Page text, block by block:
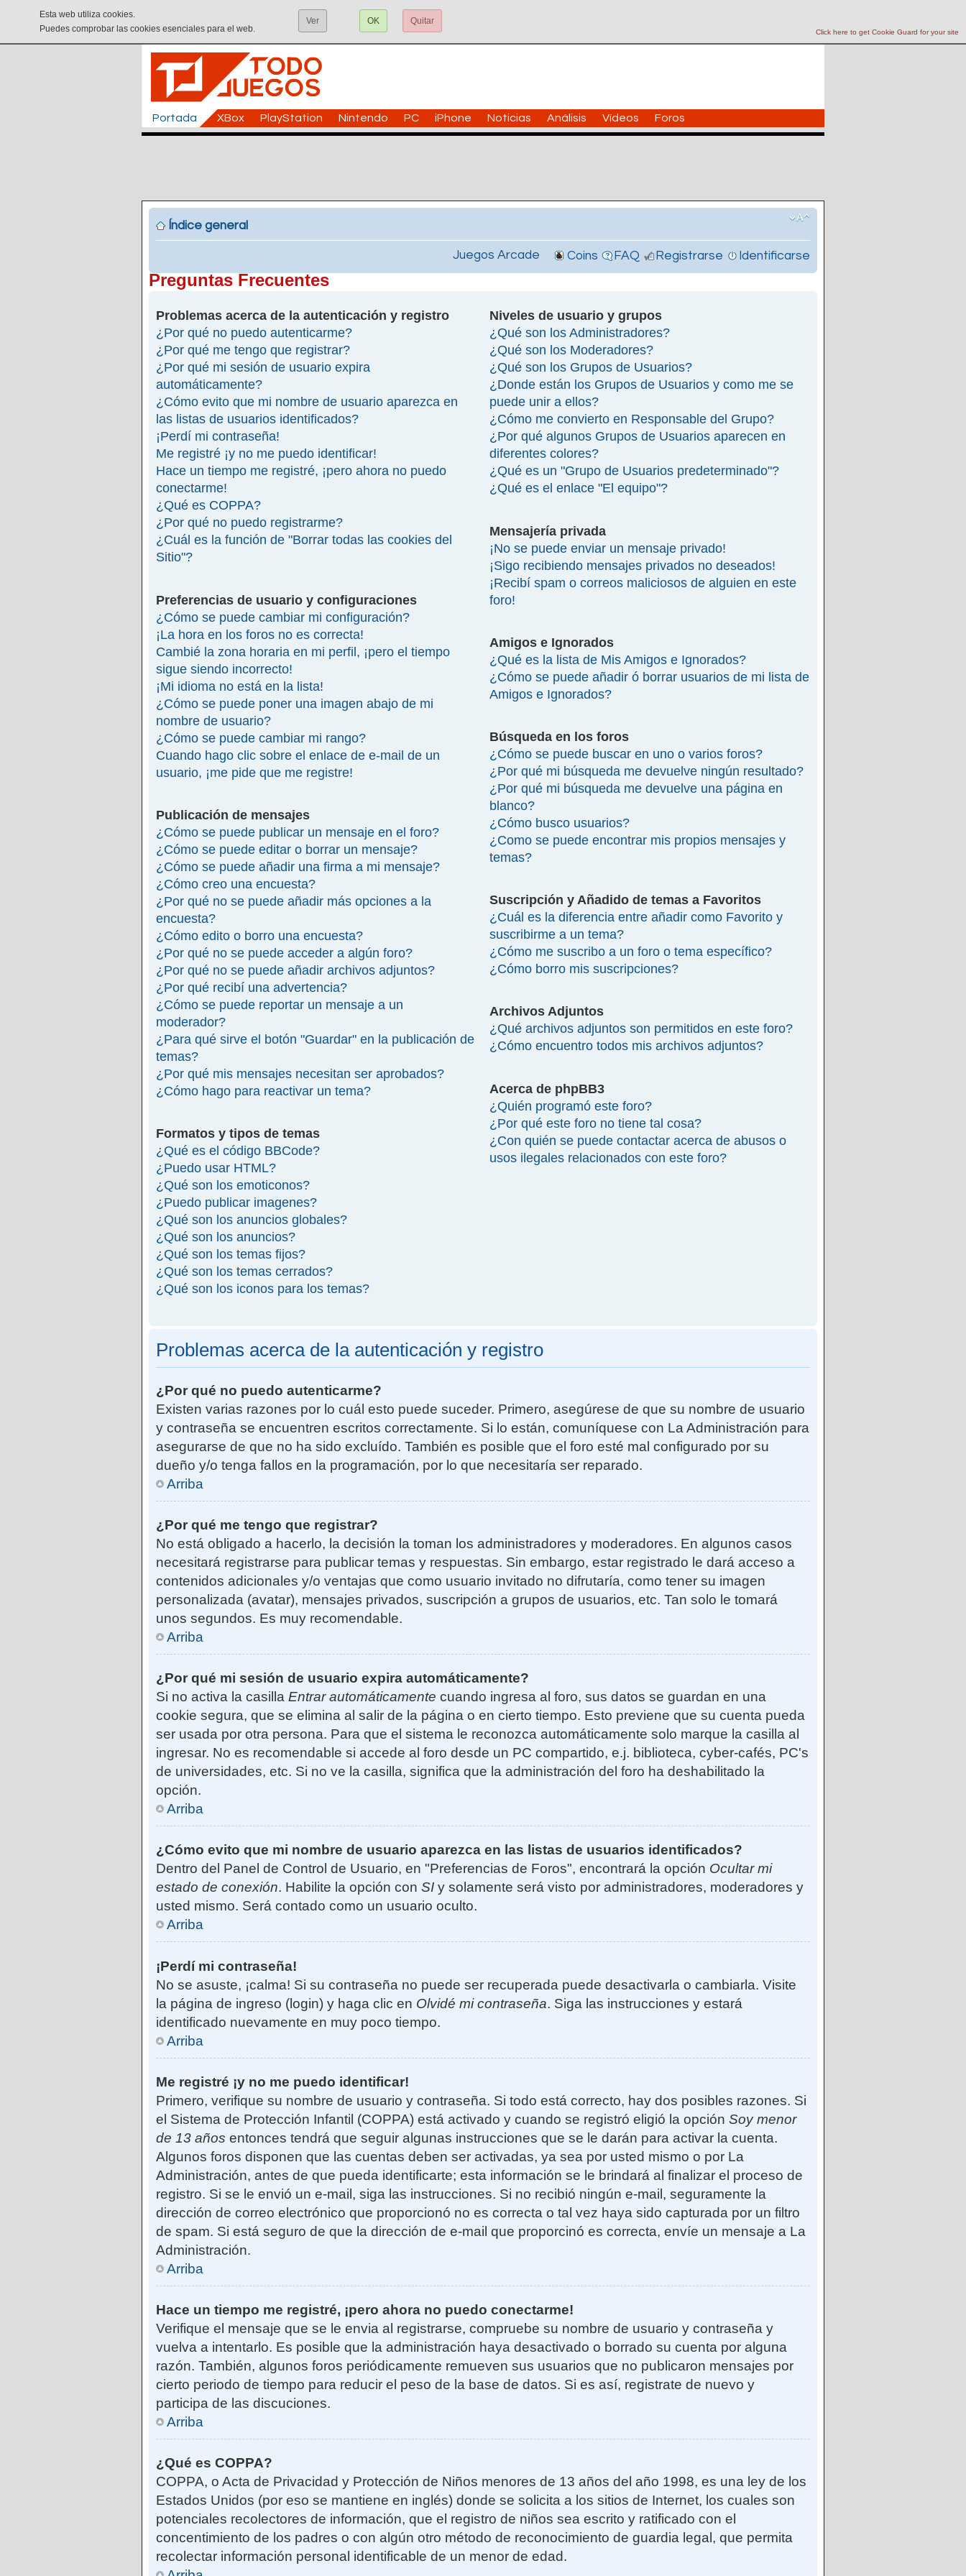
Click here to get Cookie Guard for your site
Esta web utiliza cookies.
Puedes comprobar las cookies esenciales para el web.
Ver OK Quitar
Portada XBox PlayStation Nintendo PC iPhone Noticias Análisis Vídeos Foros
Índice general
Juegos Arcade Coins FAQ Registrarse Identificarse
Preguntas Frecuentes
Problemas acerca de la autenticación y registro
¿Por qué no puedo autenticarme?
¿Por qué me tengo que registrar?
¿Por qué mi sesión de usuario expira
automáticamente?
¿Cómo evito que mi nombre de usuario aparezca en
las listas de usuarios identificados?
¡Perdí mi contraseña!
Me registré ¡y no me puedo identificar!
Hace un tiempo me registré, ¡pero ahora no puedo
conectarme!
¿Qué es COPPA?
¿Por qué no puedo registrarme?
¿Cuál es la función de "Borrar todas las cookies del
Sitio"?
Preferencias de usuario y configuraciones
¿Cómo se puede cambiar mi configuración?
¡La hora en los foros no es correcta!
Cambié la zona horaria en mi perfil, ¡pero el tiempo
sigue siendo incorrecto!
¡Mi idioma no está en la lista!
¿Cómo se puede poner una imagen abajo de mi
nombre de usuario?
¿Cómo se puede cambiar mi rango?
Cuando hago clic sobre el enlace de e-mail de un
usuario, ¡me pide que me registre!
Publicación de mensajes
¿Cómo se puede publicar un mensaje en el foro?
¿Cómo se puede editar o borrar un mensaje?
¿Cómo se puede añadir una firma a mi mensaje?
¿Cómo creo una encuesta?
¿Por qué no se puede añadir más opciones a la
encuesta?
¿Cómo edito o borro una encuesta?
¿Por qué no se puede acceder a algún foro?
¿Por qué no se puede añadir archivos adjuntos?
¿Por qué recibí una advertencia?
¿Cómo se puede reportar un mensaje a un
moderador?
¿Para qué sirve el botón "Guardar" en la publicación de
temas?
¿Por qué mis mensajes necesitan ser aprobados?
¿Cómo hago para reactivar un tema?
Formatos y tipos de temas
¿Qué es el código BBCode?
¿Puedo usar HTML?
¿Qué son los emoticonos?
¿Puedo publicar imagenes?
¿Qué son los anuncios globales?
¿Qué son los anuncios?
¿Qué son los temas fijos?
¿Qué son los temas cerrados?
¿Qué son los iconos para los temas?
Niveles de usuario y grupos
¿Qué son los Administradores?
¿Qué son los Moderadores?
¿Qué son los Grupos de Usuarios?
¿Donde están los Grupos de Usuarios y como me se
puede unir a ellos?
¿Cómo me convierto en Responsable del Grupo?
¿Por qué algunos Grupos de Usuarios aparecen en
diferentes colores?
¿Qué es un "Grupo de Usuarios predeterminado"?
¿Qué es el enlace "El equipo"?
Mensajería privada
¡No se puede enviar un mensaje privado!
¡Sigo recibiendo mensajes privados no deseados!
¡Recibí spam o correos maliciosos de alguien en este
foro!
Amigos e Ignorados
¿Qué es la lista de Mis Amigos e Ignorados?
¿Cómo se puede añadir ó borrar usuarios de mi lista de
Amigos e Ignorados?
Búsqueda en los foros
¿Cómo se puede buscar en uno o varios foros?
¿Por qué mi búsqueda me devuelve ningún resultado?
¿Por qué mi búsqueda me devuelve una página en
blanco?
¿Cómo busco usuarios?
¿Como se puede encontrar mis propios mensajes y
temas?
Suscripción y Añadido de temas a Favoritos
¿Cuál es la diferencia entre añadir como Favorito y
suscribirme a un tema?
¿Cómo me suscribo a un foro o tema específico?
¿Cómo borro mis suscripciones?
Archivos Adjuntos
¿Qué archivos adjuntos son permitidos en este foro?
¿Cómo encuentro todos mis archivos adjuntos?
Acerca de phpBB3
¿Quién programó este foro?
¿Por qué este foro no tiene tal cosa?
¿Con quién se puede contactar acerca de abusos o
usos ilegales relacionados con este foro?
Problemas acerca de la autenticación y registro
¿Por qué no puedo autenticarme?
Existen varias razones por lo cuál esto puede suceder. Primero, asegúrese de que su nombre de usuario
y contraseña se encuentren escritos correctamente. Si lo están, comuníquese con La Administración para
asegurarse de que no ha sido excluído. También es posible que el foro esté mal configurado por su
dueño y/o tenga fallos en la programación, por lo que necesitaría ser reparado.
Arriba
¿Por qué me tengo que registrar?
No está obligado a hacerlo, la decisión la toman los administradores y moderadores. En algunos casos
necesitará registrarse para publicar temas y respuestas. Sin embargo, estar registrado le dará acceso a
contenidos adicionales y/o ventajas que como usuario invitado no difrutaría, como tener su imagen
personalizada (avatar), mensajes privados, suscripción a grupos de usuarios, etc. Tan solo le tomará
unos segundos. Es muy recomendable.
Arriba
¿Por qué mi sesión de usuario expira automáticamente?
Si no activa la casilla Entrar automáticamente cuando ingresa al foro, sus datos se guardan en una
cookie segura, que se elimina al salir de la página o en cierto tiempo. Esto previene que su cuenta pueda
ser usada por otra persona. Para que el sistema le reconozca automáticamente solo marque la casilla al
ingresar. No es recomendable si accede al foro desde un PC compartido, e.j. biblioteca, cyber-cafés, PC's
de universidades, etc. Si no ve la casilla, significa que la administración del foro ha deshabilitado la
opción.
Arriba
¿Cómo evito que mi nombre de usuario aparezca en las listas de usuarios identificados?
Dentro del Panel de Control de Usuario, en "Preferencias de Foros", encontrará la opción Ocultar mi
estado de conexión. Habilite la opción con SI y solamente será visto por administradores, moderadores y
usted mismo. Será contado como un usuario oculto.
Arriba
¡Perdí mi contraseña!
No se asuste, ¡calma! Si su contraseña no puede ser recuperada puede desactivarla o cambiarla. Visite
la página de ingreso (login) y haga clic en Olvidé mi contraseña. Siga las instrucciones y estará
identificado nuevamente en muy poco tiempo.
Arriba
Me registré ¡y no me puedo identificar!
Primero, verifique su nombre de usuario y contraseña. Si todo está correcto, hay dos posibles razones. Si
el Sistema de Protección Infantil (COPPA) está activado y cuando se registró eligió la opción Soy menor
de 13 años entonces tendrá que seguir algunas instrucciones que se le darán para activar la cuenta.
Algunos foros disponen que las cuentas deben ser activadas, ya sea por usted mismo o por La
Administración, antes de que pueda identificarte; esta información se le brindará al finalizar el proceso de
registro. Si se le envió un e-mail, siga las instrucciones. Si no recibió ningún e-mail, seguramente la
dirección de correo electrónico que proporcionó no es correcta o tal vez haya sido capturada por un filtro
de spam. Si está seguro de que la dirección de e-mail que proporcinó es correcta, envíe un mensaje a La
Administración.
Arriba
Hace un tiempo me registré, ¡pero ahora no puedo conectarme!
Verifique el mensaje que se le envia al registrarse, compruebe su nombre de usuario y contraseña y
vuelva a intentarlo. Es posible que la administración haya desactivado o borrado su cuenta por alguna
razón. También, algunos foros periódicamente remueven sus usuarios que no publicaron mensajes por
cierto periodo de tiempo para reducir el peso de la base de datos. Si es así, registrate de nuevo y
participa de las discuciones.
Arriba
¿Qué es COPPA?
COPPA, o Acta de Privacidad y Protección de Niños menores de 13 años del año 1998, es una ley de los
Estados Unidos (por eso se mantiene en inglés) donde se solicita a los sitios de Internet, los cuales son
potenciales recolectores de información, que el registro de niños sea escrito y ratificado con el
concentimiento de los padres o con algún otro método de reconocimiento de guardia legal, que permita
recolectar información personal identificable de un menor de edad.